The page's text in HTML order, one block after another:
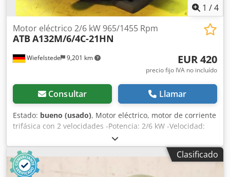
1 /4
Wiefelstede 9,201 km
Motor eléctrico 2/6 kW 965/1455 Rpm
ATB A132M/6/4C-21HN
EUR 420
precio fijo IVA no incluído
Consultar Llamar
Estado: bueno (usado), Motor eléctrico, motor de corriente
trifásica con 2 velocidades -Potencia: 2/6 kW -Velocidad:
965/1455 rpm -Eje: Ø 38 mm -Tipo de construcción: B3 -
Conmutable por polos Dsdpfx Apscnf Hnevock -Grado de
protección: IP 54 -Cantidad: 3 unidades disponibles -
Precio: por unidad -Dimensiones: 480/320/A260 mm -Peso:
Clasificado